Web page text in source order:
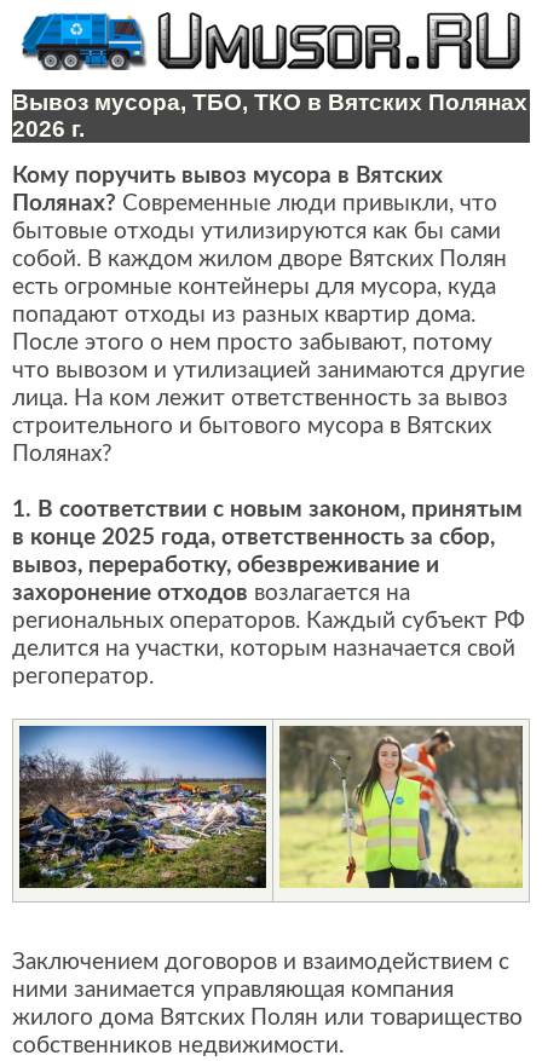
Вывоз мусора, ТБО, ТКО в Вятских Полянах
2026 г.
Кому поручить вывоз мусора в Вятских
Полянах? Современные люди привыкли, что
бытовые отходы утилизируются как бы сами
собой. В каждом жилом дворе Вятских Полян
есть огромные контейнеры для мусора, куда
попадают отходы из разных квартир дома.
После этого о нем просто забывают, потому
что вывозом и утилизацией занимаются другие
лица. На ком лежит ответственность за вывоз
строительного и бытового мусора в Вятских
Полянах?
1. В соответствии с новым законом, принятым
в конце 2025 года, ответственность за сбор,
вывоз, переработку, обезвреживание и
захоронение отходов возлагается на
региональных операторов. Каждый субъект РФ
делится на участки, которым назначается свой
регоператор.
Заключением договоров и взаимодействием с
ними занимается управляющая компания
жилого дома Вятских Полян или товарищество
собственников недвижимости.